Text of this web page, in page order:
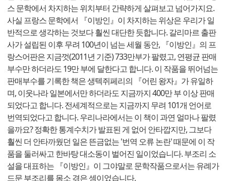
스 문학에서 차지하는 위치부터 간략하게 살펴보고 넘어가지요.
사실 프랑스 문학에서 『이방인』이 차지하는 위상은 우리가 일
반적으로 생각하는 것보다 훨씬 대단한 듯합니다. 갈리마르 출판
사가 설립된 이후 무려 100년이 넘는 세월 동안, 『이방인』의 프
랑스어판은 지금껏(2011년 기준) 733만부가 팔렸고, 연평균 판매
부수만 하더라도 19만 부에 달한다고 합니다. 이 작품을 뛰어넘는
판매부수를 기록한 책은 생텍쥐페리의 『어린 왕자』가 유일하
며, 이웃나라 일본에서만 하더라도 지금까지 400만 부 이상 판매
되었다고 합니다. 전세계적으로는 지금까지 무려 101개 언어로
번역되었다고 합니다. 우리나라에서는 이 책이 과연 얼마나 팔렸
을까요? 정확한 통계수치가 발표된 게 없어 안타깝지만, 그보다
훨씬 더 안타까웠던 일은 뜬금없는 '번역 오류 논란' 때문에 이 작
품을 둘러싸고 한바탕 대소동이 벌어진 일이었습니다. 부조리 소
설을 대표하는 『이방인』이 그야말로 문학작품으로서는 유례가
드문 부조리를 몸소 겪은 셈이었습니다.